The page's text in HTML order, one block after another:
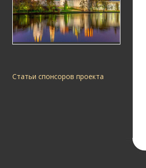
Статьи спонсоров проекта